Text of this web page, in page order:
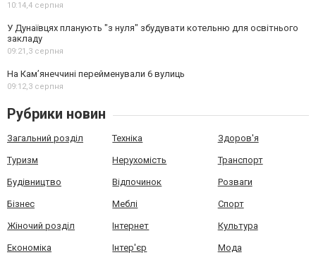
10:14,4 серпня
У Дунаївцях планують "з нуля" збудувати котельню для освітнього
закладу
09:21,3 серпня
На Камʼянеччині перейменували 6 вулиць
09:12,3 серпня
Рубрики новин
Загальний розділ Техніка Здоров'я
Туризм Нерухомість Транспорт
Будівництво Відпочинок Розваги
Бізнес Меблі Спорт
Жіночий розділ Інтернет Культура
Економіка Інтер'єр Мода